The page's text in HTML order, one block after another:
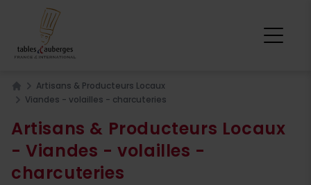
Home
Artisans & Producteurs Locaux
Viandes - volailles - charcuteries
Artisans & Producteurs Locaux
- Viandes - volailles -
charcuteries